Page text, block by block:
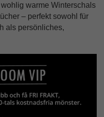
warme Winterschals
– perfekt sowohl für
als persönliches,